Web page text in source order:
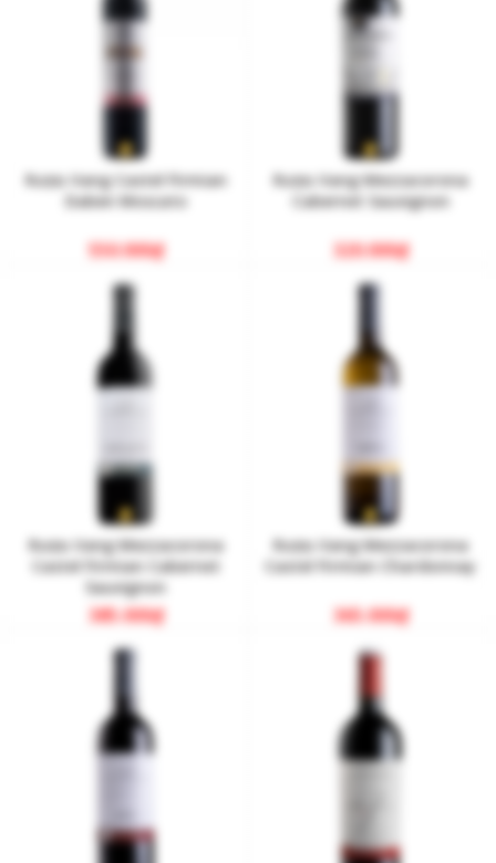
Rượu Vang Castel Firmian
Daben Moscato
550.000₫
Rượu Vang Mezzacorona
Cabernet Sauvignon
320.000₫
Rượu Vang Mezzacorona
Castel Firmian Cabernet
Sauvignon
385.000₫
Rượu Vang Mezzacorona
Castel Firmian Chardonnay
365.000₫